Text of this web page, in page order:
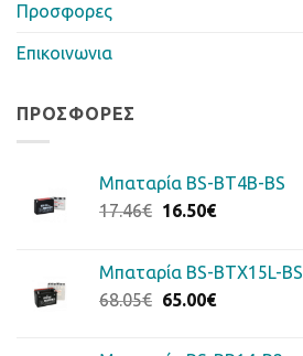
Προσφορες
Επικοινωνια
ΠΡΟΣΦΟΡΈΣ
Μπαταρία BS-BT4B-BS
17.46€ Original
17.46€.
16.50€Η
είναι:
16.50€.
Μπαταρία BS-BTX15L-BS
68.05€ Original
65.00€Η